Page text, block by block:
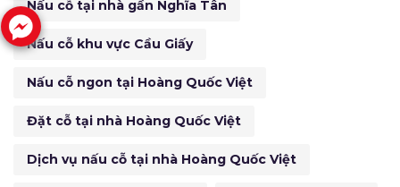
Nấu cỗ tại nhà gần Nghĩa Tân
Nấu cỗ khu vực Cầu Giấy
Nấu cỗ ngon tại Hoàng Quốc Việt
Đặt cỗ tại nhà Hoàng Quốc Việt
Dịch vụ nấu cỗ tại nhà Hoàng Quốc Việt